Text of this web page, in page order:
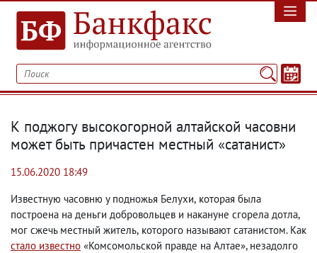
К поджогу высокогорной алтайской часовни
может быть причастен местный «сатанист»
15.06.2020 18:49
Известную часовню у подножья Белухи, которая была
построена на деньги добровольцев и накануне сгорела дотла,
мог сжечь местный житель, которого называют сатанистом. Как
стало известно «Комсомольской правде на Алтае», незадолго